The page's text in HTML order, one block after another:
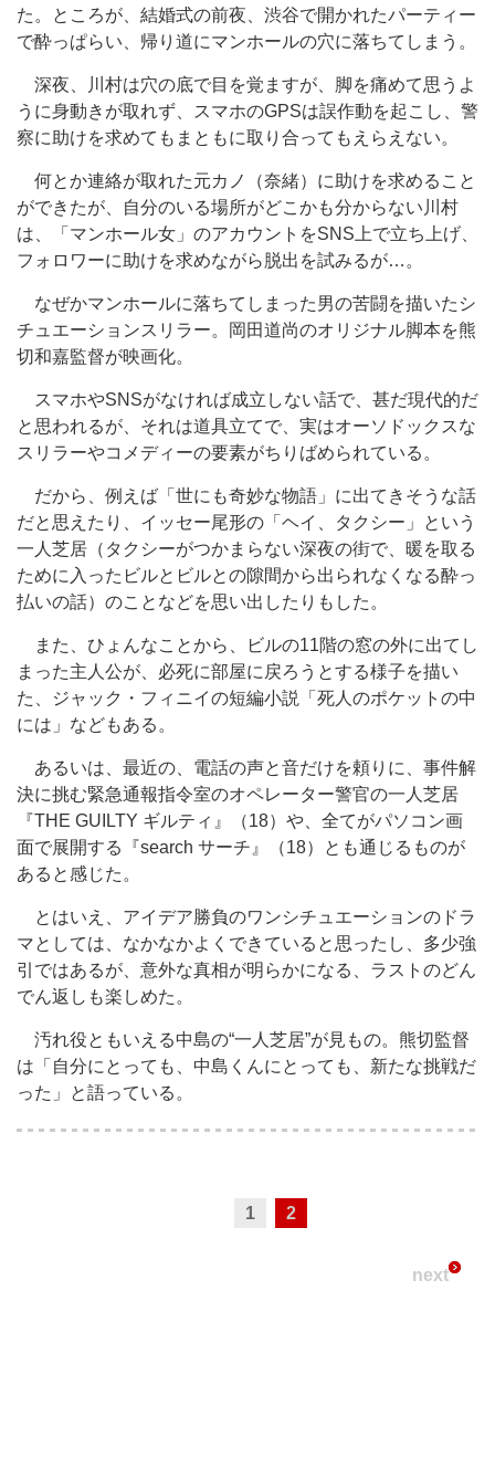
た。ところが、結婚式の前夜、渋谷で開かれたパーティー
で酔っぱらい、帰り道にマンホールの穴に落ちてしまう。
深夜、川村は穴の底で目を覚ますが、脚を痛めて思うよ
うに身動きが取れず、スマホのGPSは誤作動を起こし、警
察に助けを求めてもまともに取り合ってもえらえない。
何とか連絡が取れた元カノ（奈緒）に助けを求めること
ができたが、自分のいる場所がどこかも分からない川村
は、「マンホール女」のアカウントをSNS上で立ち上げ、
フォロワーに助けを求めながら脱出を試みるが…。
なぜかマンホールに落ちてしまった男の苦闘を描いたシ
チュエーションスリラー。岡田道尚のオリジナル脚本を熊
切和嘉監督が映画化。
スマホやSNSがなければ成立しない話で、甚だ現代的だ
と思われるが、それは道具立てで、実はオーソドックスな
スリラーやコメディーの要素がちりばめられている。
だから、例えば「世にも奇妙な物語」に出てきそうな話
だと思えたり、イッセー尾形の「ヘイ、タクシー」という
一人芝居（タクシーがつかまらない深夜の街で、暖を取る
ために入ったビルとビルとの隙間から出られなくなる酔っ
払いの話）のことなどを思い出したりもした。
また、ひょんなことから、ビルの11階の窓の外に出てし
まった主人公が、必死に部屋に戻ろうとする様子を描い
た、ジャック・フィニイの短編小説「死人のポケットの中
には」などもある。
あるいは、最近の、電話の声と音だけを頼りに、事件解
決に挑む緊急通報指令室のオペレーター警官の一人芝居
『THE GUILTY ギルティ』（18）や、全てがパソコン画
面で展開する『search サーチ』（18）とも通じるものが
あると感じた。
とはいえ、アイデア勝負のワンシチュエーションのドラ
マとしては、なかなかよくできていると思ったし、多少強
引ではあるが、意外な真相が明らかになる、ラストのどん
でん返しも楽しめた。
汚れ役ともいえる中島の“一人芝居”が見もの。熊切監督
は「自分にとっても、中島くんにとっても、新たな挑戦だ
った」と語っている。
1 2
next